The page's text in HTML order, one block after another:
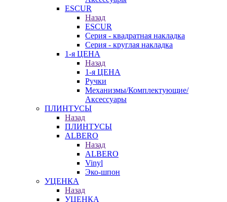
ESCUR
Назад
ESCUR
Серия - квадратная накладка
Серия - круглая накладка
1-я ЦЕНА
Назад
1-я ЦЕНА
Ручки
Механизмы/Комплектующие/
Аксессуары
ПЛИНТУСЫ
Назад
ПЛИНТУСЫ
ALBERO
Назад
ALBERO
Vinyl
Эко-шпон
УЦЕНКА
Назад
УЦЕНКА